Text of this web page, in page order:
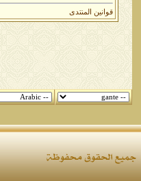
قوانين المنتدى